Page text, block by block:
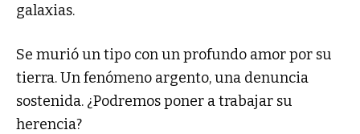
galaxias.
Se murió un tipo con un profundo amor por su
tierra. Un fenómeno argento, una denuncia
sostenida. ¿Podremos poner a trabajar su
herencia?